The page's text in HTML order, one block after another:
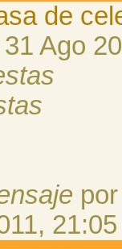
de
Ago
21:05